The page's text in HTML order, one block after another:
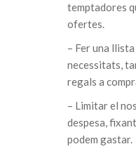
temptadores
ofertes.
– Fer una
necessitats,
regals a
– Limitar el
despesa,
podem gastar.